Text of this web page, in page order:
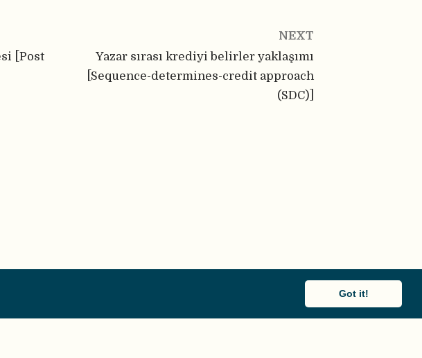
Got it!
[Post
NEXT
Yazar sırası krediyi belirler yaklaşımı
[Sequence-determines-credit approach
(SDC)]